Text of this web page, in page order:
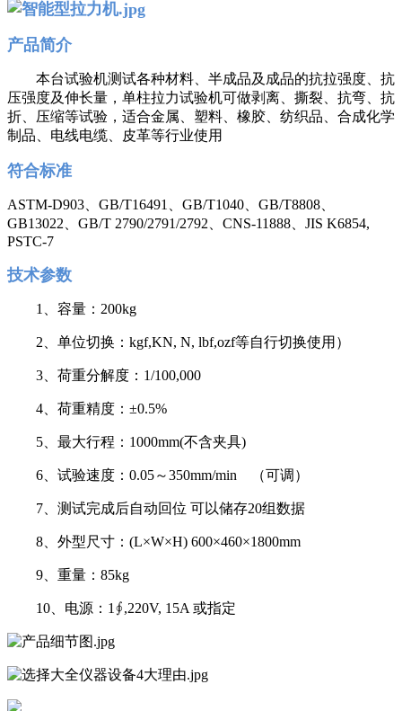
产品简介
本台试验机测试各种材料、半成品及成品的抗拉强度、抗
压强度及伸长量，单柱拉力试验机可做剥离、撕裂、抗弯、抗
折、压缩等试验，适合金属、塑料、橡胶、纺织品、合成化学
制品、电线电缆、皮革等行业使用
符合标准
ASTM-D903、GB/T16491、GB/T1040、GB/T8808、
GB13022、GB/T 2790/2791/2792、CNS-11888、JIS K6854,
PSTC-7
技术参数
1、容量：200kg
2、单位切换：kgf,KN, N, lbf,ozf等自行切换使用）
3、荷重分解度：1/100,000
4、荷重精度：±0.5%
5、最大行程：1000mm(不含夹具)
6、试验速度：0.05～350mm/min （可调）
7、测试完成后自动回位 可以储存20组数据
8、外型尺寸：(L×W×H) 600×460×1800mm
9、重量：85kg
10、电源：1∮,220V, 15A 或指定